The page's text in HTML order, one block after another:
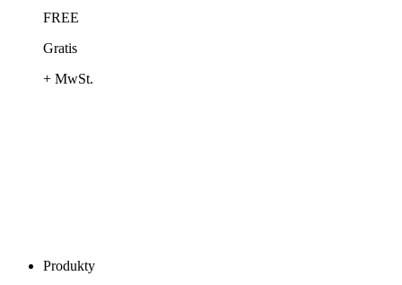
FREE
Gratis
+ MwSt.
Produkty